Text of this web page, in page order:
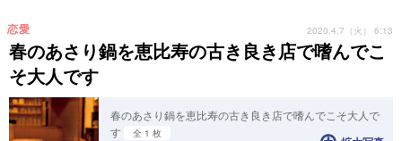
春のあさり鍋を恵比寿の古き良き店で嗜んでこ
そ大人です
恋愛 2020.4.7（火） 6:13
春のあさり鍋を恵比寿の古き良き店で嗜んでこそ大人で
す
全 1 枚